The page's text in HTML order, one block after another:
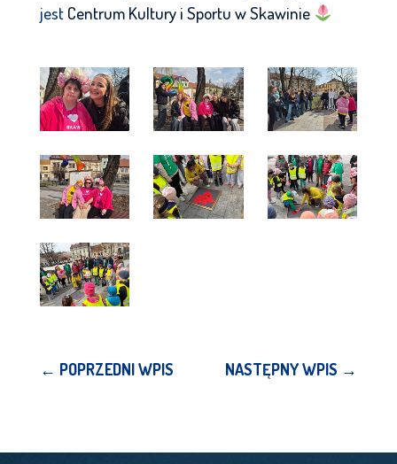
jestCentrum Kultury i Sportu w Skawinie
← POPRZEDNI WPIS NASTĘPNY WPIS →